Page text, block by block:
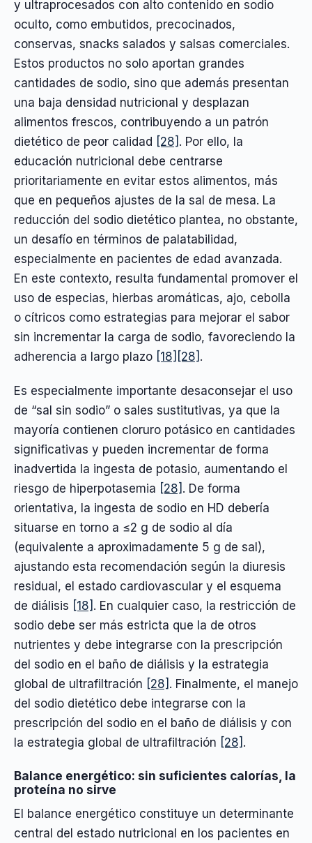
y ultraprocesados con alto contenido en sodio
oculto, como embutidos, precocinados,
conservas, snacks salados y salsas comerciales.
Estos productos no solo aportan grandes
cantidades de sodio, sino que además presentan
una baja densidad nutricional y desplazan
alimentos frescos, contribuyendo a un patrón
dietético de peor calidad [28] . Por ello, la
educación nutricional debe centrarse
prioritariamente en evitar estos alimentos, más
que en pequeños ajustes de la sal de mesa. La
reducción del sodio dietético plantea, no obstante,
un desafío en términos de palatabilidad,
especialmente en pacientes de edad avanzada.
En este contexto, resulta fundamental promover el
uso de especias, hierbas aromáticas, ajo, cebolla
o cítricos como estrategias para mejorar el sabor
sin incrementar la carga de sodio, favoreciendo la
adherencia a largo plazo [18] [28] .
Es especialmente importante desaconsejar el uso
de “sal sin sodio” o sales sustitutivas, ya que la
mayoría contienen cloruro potásico en cantidades
significativas y pueden incrementar de forma
inadvertida la ingesta de potasio, aumentando el
riesgo de hiperpotasemia [28] . De forma
orientativa, la ingesta de sodio en HD debería
situarse en torno a ≤2 g de sodio al día
(equivalente a aproximadamente 5 g de sal),
ajustando esta recomendación según la diuresis
residual, el estado cardiovascular y el esquema
de diálisis [18] . En cualquier caso, la restricción de
sodio debe ser más estricta que la de otros
nutrientes y debe integrarse con la prescripción
del sodio en el baño de diálisis y la estrategia
global de ultrafiltración [28] . Finalmente, el manejo
del sodio dietético debe integrarse con la
prescripción del sodio en el baño de diálisis y con
la estrategia global de ultrafiltración [28] .
Balance energético: sin suficientes calorías, la
proteína no sirve
El balance energético constituye un determinante
central del estado nutricional en los pacientes en